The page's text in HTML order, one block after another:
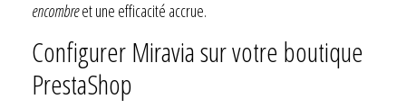
encombreet une efficacité accrue.
Configurer Miravia sur votre boutique
PrestaShop